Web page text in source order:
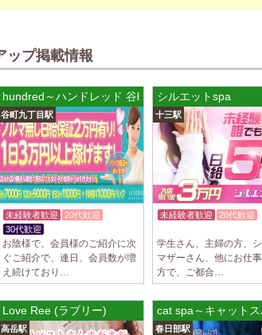
ップ掲載情報
hundred～ハンドレッド 谷町9丁目ルーム
谷町九丁目駅
未経験者歓迎
20代歓迎
30代歓迎
お陰様で、会員様のご紹介に次
ぐご紹介で、連日、会員数が増
え続けており…
シルエットspa
十三駅
未経験者歓迎
20代歓迎
学生さん、主婦の方、
マザーさん、他にお仕
方で、ご都合…
ーム
Love Ree (ラブリー)
高岳駅
cat spa～キャット
春日部駅